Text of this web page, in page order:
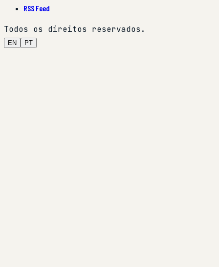
RSS Feed
Todos os direitos reservados.
EN PT